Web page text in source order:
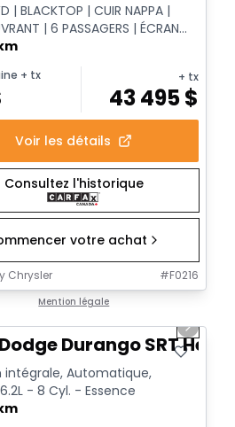
| BLACKTOP | CUIR NAPPA |
| 6 PASSAGERS | ÉCRAN
+ tx + tx
43 495$
Voir les détails
Consultez l'historique
votre achat
Chrysler #F0216
Mention légale
offre
slide Next
Durango SRT
intégrale, Automatique,
- 8 Cyl. - Essence